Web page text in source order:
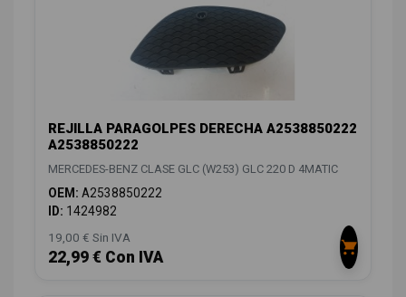
REJILLA PARAGOLPES DERECHA A2538850222
A2538850222
MERCEDES-BENZ CLASE GLC (W253) GLC 220 D 4MATIC
OEM: A2538850222
ID: 1424982
19,00 € Sin IVA
22,99 € Con IVA